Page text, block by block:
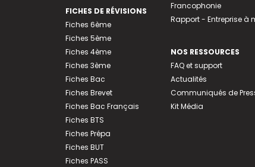
FICHES DE RÉVISIONS
Fiches 6ème
Fiches 5ème
Fiches 4ème
Fiches 3ème
Fiches Bac
Fiches Brevet
Fiches Bac Français
Fiches BTS
Fiches Prépa
Fiches BUT
Fiches PASS
Francophonie
Rapport - Entreprise à
NOS RESSOURCES
FAQ et support
Actualités
Communiqués de
Kit Média